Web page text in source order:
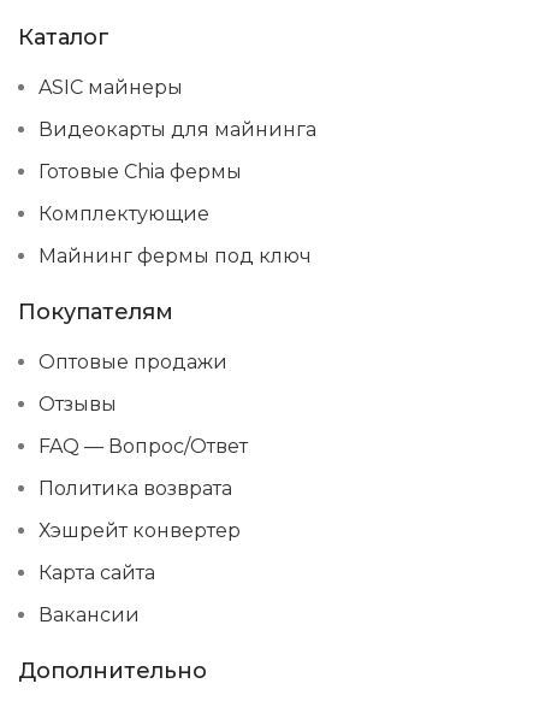
Каталог
ASIC майнеры
Видеокарты для майнинга
Готовые Chia фермы
Комплектующие
Майнинг фермы под ключ
Покупателям
Оптовые продажи
Отзывы
FAQ — Вопрос/Ответ
Политика возврата
Хэшрейт конвертер
Карта сайта
Вакансии
Дополнительно